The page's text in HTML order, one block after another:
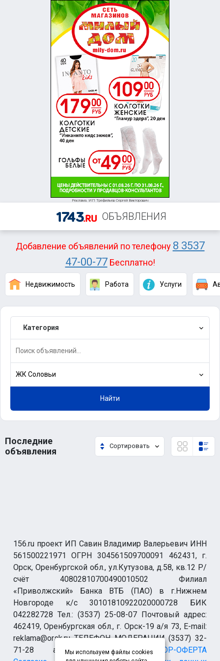
Реклама. ИП Трефильев Сергей Викторович
ОБЪЯВЛЕНИЯ
Добавление объявлений по телефону 8 3537
47-00-77Бесплатно!
Недвижимость Работа Услуги
Категория
ЖК Соловьи
Найти
Последние
объявления
Сортировать
156.ru проект ИП Савин Владимир Валерьевич ИНН
561500221971 ОГРН 304561509700091 462431, г.
Орск, Оренбургской обл., ул.Кутузова, д.58, кв.12 Р/
счёт 40802810700490010502 Филиал
«Приволжский» Банка ВТБ (ПАО) в г.Нижнем
Новгороде к/с 30101810922020000728 БИК
042282728 Тел.: (3537) 25-08-07 Почтовый адрес:
462419, Оренбургская обл., г. Орск-19 а/я 73, E-mail:
reklama@orsk.ru ТЕЛЕФОН МОДЕРАЦИИ (3537) 32-
71-28 allsupport@orsk.ruДОГОВОР-ОФЕРТА
Мы используем файлы cookies